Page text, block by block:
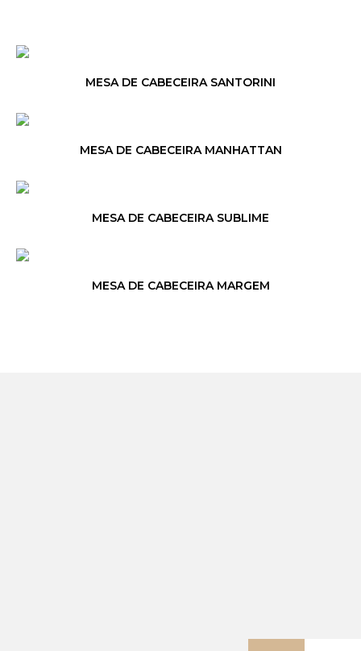
MESA DE CABECEIRA SANTORINI
MESA DE CABECEIRA MANHATTAN
MESA DE CABECEIRA SUBLIME
MESA DE CABECEIRA MARGEM